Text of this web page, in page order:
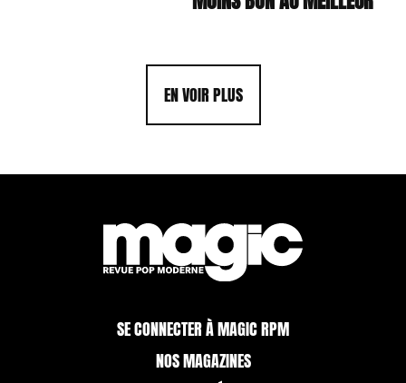
EN VOIR PLUS
SE CONNECTER À MAGIC RPM
NOS MAGAZINES